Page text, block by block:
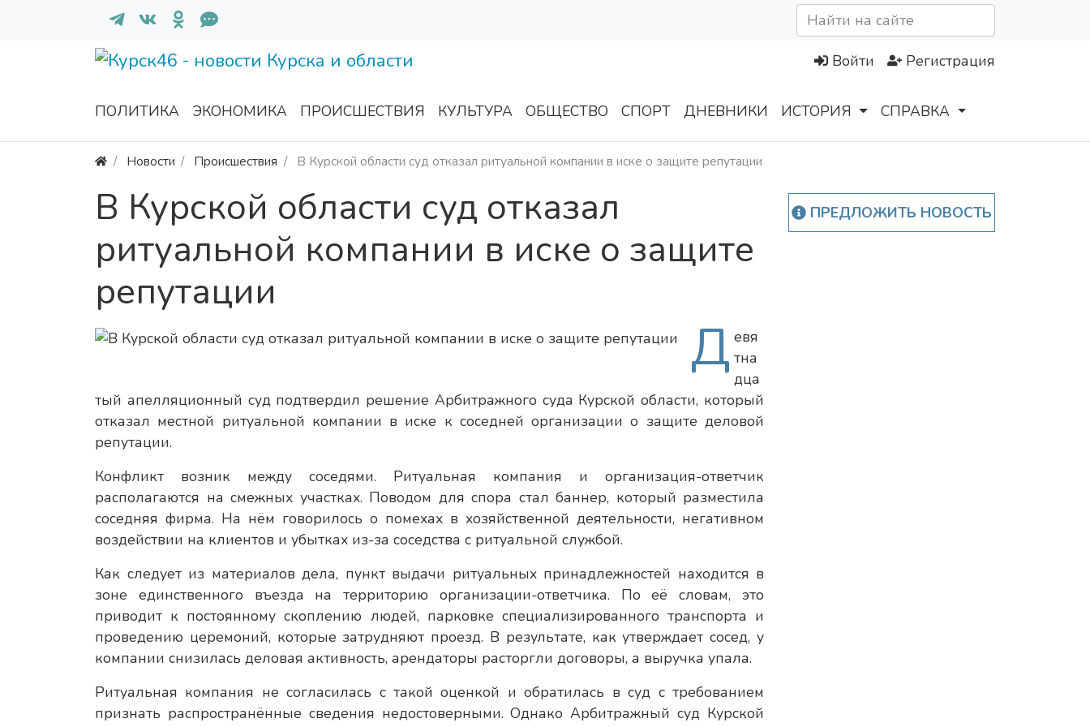
Войти Регистрация
ПОЛИТИКА ЭКОНОМИКА ПРОИСШЕСТВИЯ КУЛЬТУРА ОБЩЕСТВО СПОРТ ДНЕВНИКИ ИСТОРИЯ СПРАВКА
Новости Происшествия В Курской области суд отказал ритуальной компании в иске о защите репутации
В Курской области суд отказал
ритуальной компании в иске о защите
репутации
Д евя
тна
дца
тый апелляционный суд подтвердил решение Арбитражного суда Курской области, который
отказал местной ритуальной компании в иске к соседней организации о защите деловой
репутации.
Конфликт возник между соседями. Ритуальная компания и организация-ответчик
располагаются на смежных участках. Поводом для спора стал баннер, который разместила
соседняя фирма. На нём говорилось о помехах в хозяйственной деятельности, негативном
воздействии на клиентов и убытках из-за соседства с ритуальной службой.
Как следует из материалов дела, пункт выдачи ритуальных принадлежностей находится в
зоне единственного въезда на территорию организации-ответчика. По её словам, это
приводит к постоянному скоплению людей, парковке специализированного транспорта и
проведению церемоний, которые затрудняют проезд. В результате, как утверждает сосед, у
компании снизилась деловая активность, арендаторы расторгли договоры, а выручка упала.
Ритуальная компания не согласилась с такой оценкой и обратилась в суд с требованием
признать распространённые сведения недостоверными. Однако Арбитражный суд Курской
ПРЕДЛОЖИТЬ НОВОСТЬ